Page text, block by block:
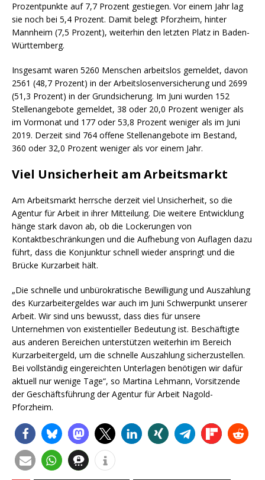
Prozentpunkte auf 7,7 Prozent gestiegen. Vor einem Jahr lag
sie noch bei 5,4 Prozent. Damit belegt Pforzheim, hinter
Mannheim (7,5 Prozent), weiterhin den letzten Platz in Baden-
Württemberg.
Insgesamt waren 5260 Menschen arbeitslos gemeldet, davon
2561 (48,7 Prozent) in der Arbeitslosenversicherung und 2699
(51,3 Prozent) in der Grundsicherung. Im Juni wurden 152
Stellenangebote gemeldet, 38 oder 20,0 Prozent weniger als
im Vormonat und 177 oder 53,8 Prozent weniger als im Juni
2019. Derzeit sind 764 offene Stellenangebote im Bestand,
360 oder 32,0 Prozent weniger als vor einem Jahr.
Viel Unsicherheit am Arbeitsmarkt
Am Arbeitsmarkt herrsche derzeit viel Unsicherheit, so die
Agentur für Arbeit in ihrer Mitteilung. Die weitere Entwicklung
hänge stark davon ab, ob die Lockerungen von
Kontaktbeschränkungen und die Aufhebung von Auflagen dazu
führt, dass die Konjunktur schnell wieder anspringt und die
Brücke Kurzarbeit hält.
„Die schnelle und unbürokratische Bewilligung und Auszahlung
des Kurzarbeitergeldes war auch im Juni Schwerpunkt unserer
Arbeit. Wir sind uns bewusst, dass dies für unsere
Unternehmen von existentieller Bedeutung ist. Beschäftigte
aus anderen Bereichen unterstützen weiterhin im Bereich
Kurzarbeitergeld, um die schnelle Auszahlung sicherzustellen.
Bei vollständig eingereichten Unterlagen benötigen wir dafür
aktuell nur wenige Tage“, so Martina Lehmann, Vorsitzende
der Geschäftsführung der Agentur für Arbeit Nagold-
Pforzheim.